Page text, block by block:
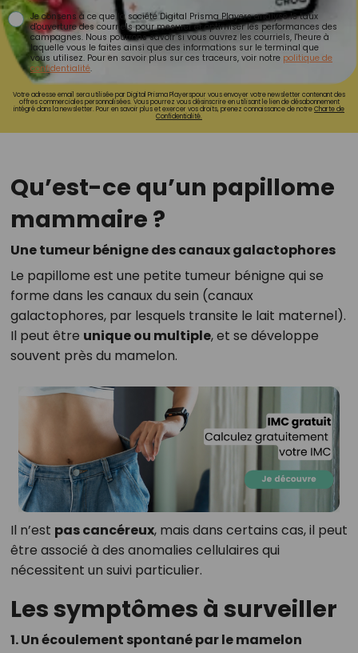
Je consens à ce que la société Digital Prisma Players analyse le taux
d'ouverture des courriels pour mesurer et optimiser les performances des
campagnes. Nous pourrons savoir si vous ouvrez les courriels, l'heure à
laquelle vous le faites ainsi que des informations sur le terminal que
vous utilisez. Pour en savoir plus sur ces traceurs, voir notre politique de
confidentialité.
Votre adresse email sera utilisée par Digital Prisma Playerspour vous envoyer votre newsletter contenant des
offres commerciales personnalisées. Vous pourrez vous désinscrire en utilisant le lien de désabonnement
intégré dans la newsletter. Pour en savoir plus et exercer vos droits, prenez connaissance de notreCharte de
Confidentialité.
Qu’est-ce qu’un papillome
mammaire ?
Une tumeur bénigne des canaux galactophores
Le papillome est une petite tumeur bénigne qui se
forme dans les canaux du sein (canaux
galactophores, par lesquels transite le lait maternel).
Il peut être unique ou multiple, et se développe
souvent près du mamelon.
Il n’est pas cancéreux, mais dans certains cas, il peut
être associé à des anomalies cellulaires qui
nécessitent un suivi particulier.
Les symptômes à surveiller
1. Un écoulement spontané par le mamelon